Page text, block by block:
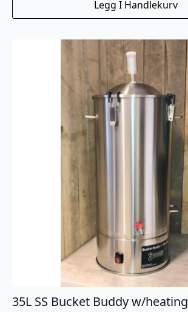
Legg I Handlekurv
35L SS Bucket Buddy w/heating